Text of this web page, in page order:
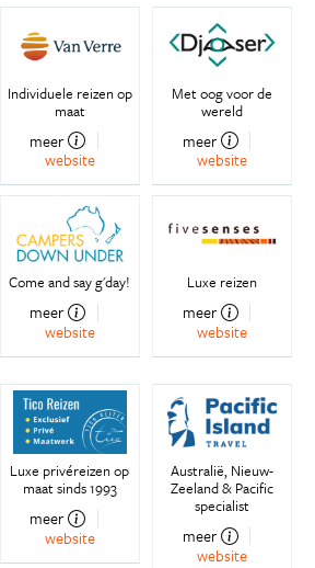
Individuele reizen op
maat
meer
website
Met oog voor de
wereld
meer
website
Come and say g'day!
meer
website
Luxe reizen
meer
website
Luxe privéreizen op
maat sinds 1993
meer
website
Australië, Nieuw-
Zeeland & Pacific
specialist
meer
website